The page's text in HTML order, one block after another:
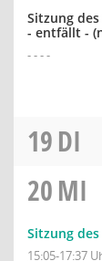
Sitzung
- entfällt -
- - - -
19DI
20MI
Sitzung
15:05-17:37